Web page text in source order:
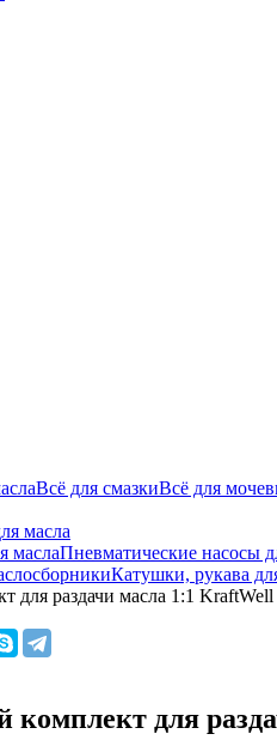
Всё для смазкиВсё для
масла
маслаПневматические насосы
Катушки, рукава
для раздачи масла 1:1
комплект для